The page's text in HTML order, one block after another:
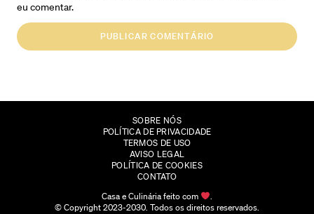
eu comentar.
SOBRE NÓS
POLÍTICA DE PRIVACIDADE
TERMOS DE USO
AVISO LEGAL
POLÍTICA DE COOKIES
CONTATO
Casa e Culinária feito com
.
© Copyright 2023-2030. Todos os direitos reservados.